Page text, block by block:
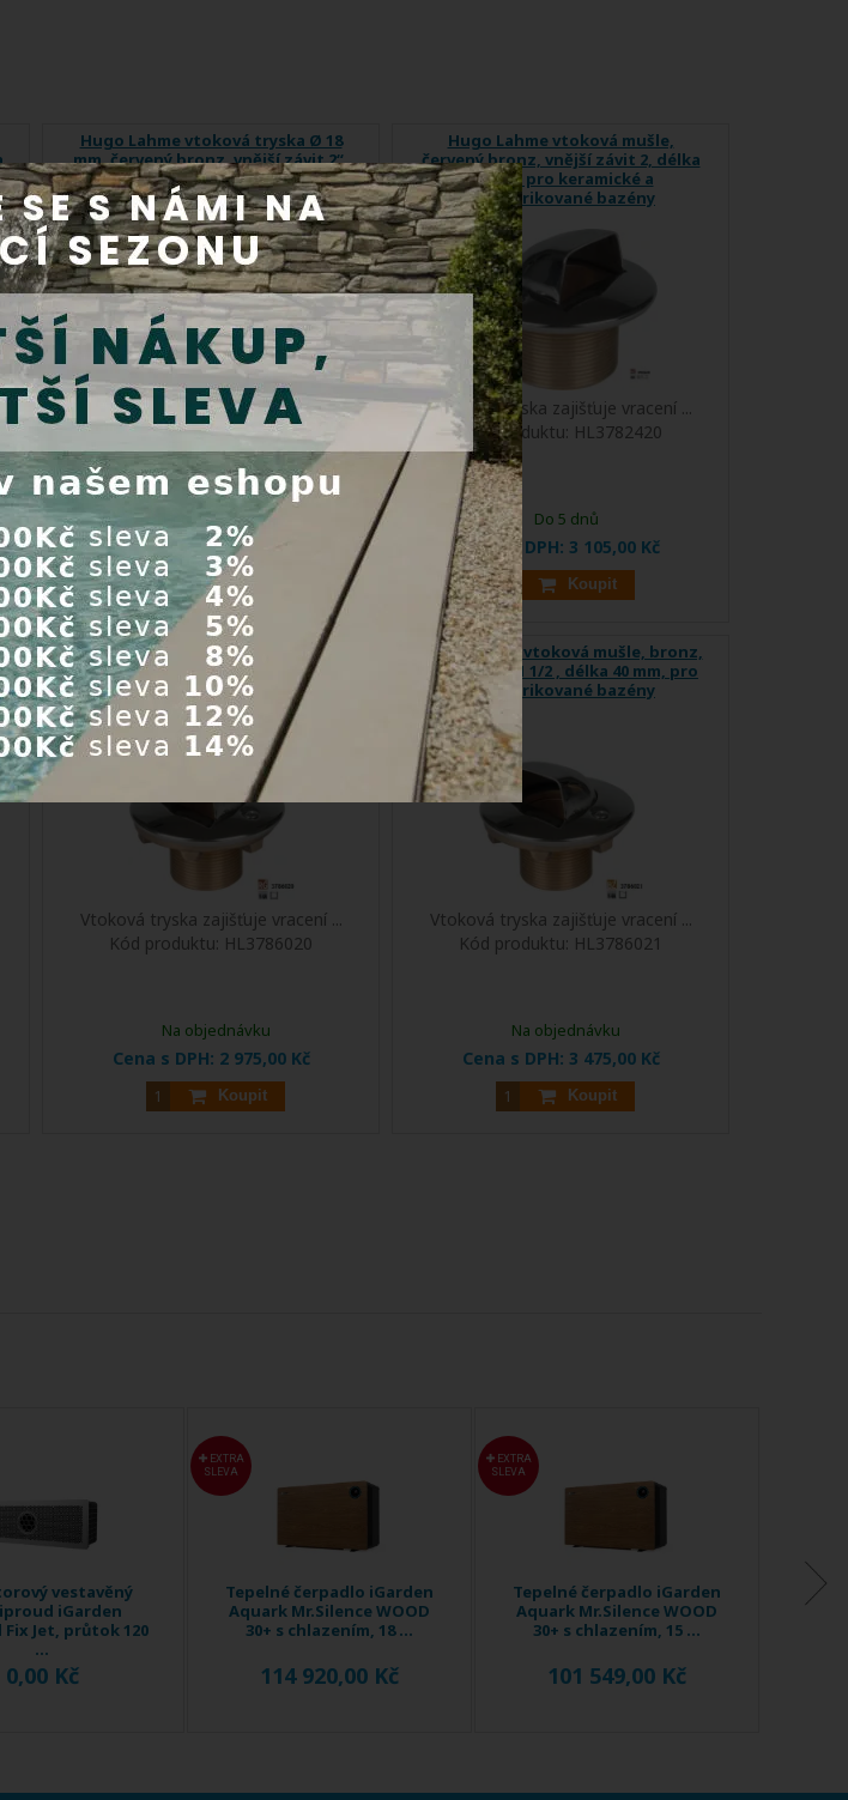
Hugo Lahme vtoková tryska Ø 18
mm, červený bronz, vnější závit 2“,
délka 40 mm, pro keramické a
prefabrikované bazény
Vtoková tryska zajišťuje vracení ...
Kód produktu: HL3101420
Cena s DPH:3 240,00 Kč
Koupit
Expedice do 24 hod.
Hugo Lahme vtoková mušle,
červený bronz, vnější závit 2, délka
40 mm, pro keramické a
prefabrikované bazény
Vtoková tryska zajišťuje vracení ...
Kód produktu: HL3782420
Cena s DPH: 3 105,00 Kč
Koupit
Do 5 dnů
Hugo Lahme vtoková mušle,
červený bronz, vnější závit 1 1/2 ,
délka 40 mm, pro prefabrikované
bazény
Vtoková tryska zajišťuje vracení ...
Kód produktu: HL3786020
Cena s DPH: 2 975,00 Kč
Koupit
Na objednávku
Hugo Lahme vtoková mušle, bronz,
vnější závit 1 1/2 , délka 40 mm, pro
prefabrikované bazény
Vtoková tryska zajišťuje vracení ...
Kód produktu: HL3786021
Cena s DPH: 3 475,00 Kč
Koupit
Na objednávku
vestavěný
iGarden
Fix Jet, průtok 120
...
0,00 Kč
EXTRA
SLEVA
Tepelné čerpadlo iGarden
Aquark Mr.Silence WOOD
30+ s chlazením, 18 ...
114 920,00 Kč
EXTRA
SLEVA
Tepelné čerpadlo iGarden
Aquark Mr.Silence WOOD
30+ s chlazením, 15 ...
101 549,00 Kč